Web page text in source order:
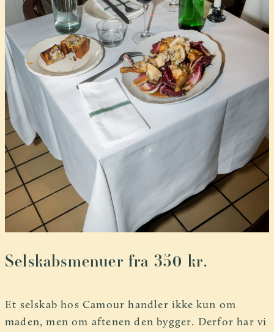
Selskabsmenuer fra 350 kr.
Et selskab hos Camour handler ikke kun om
maden, men om aftenen den bygger. Derfor har vi